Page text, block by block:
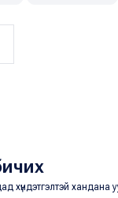
хүндэтгэлтэй хандана